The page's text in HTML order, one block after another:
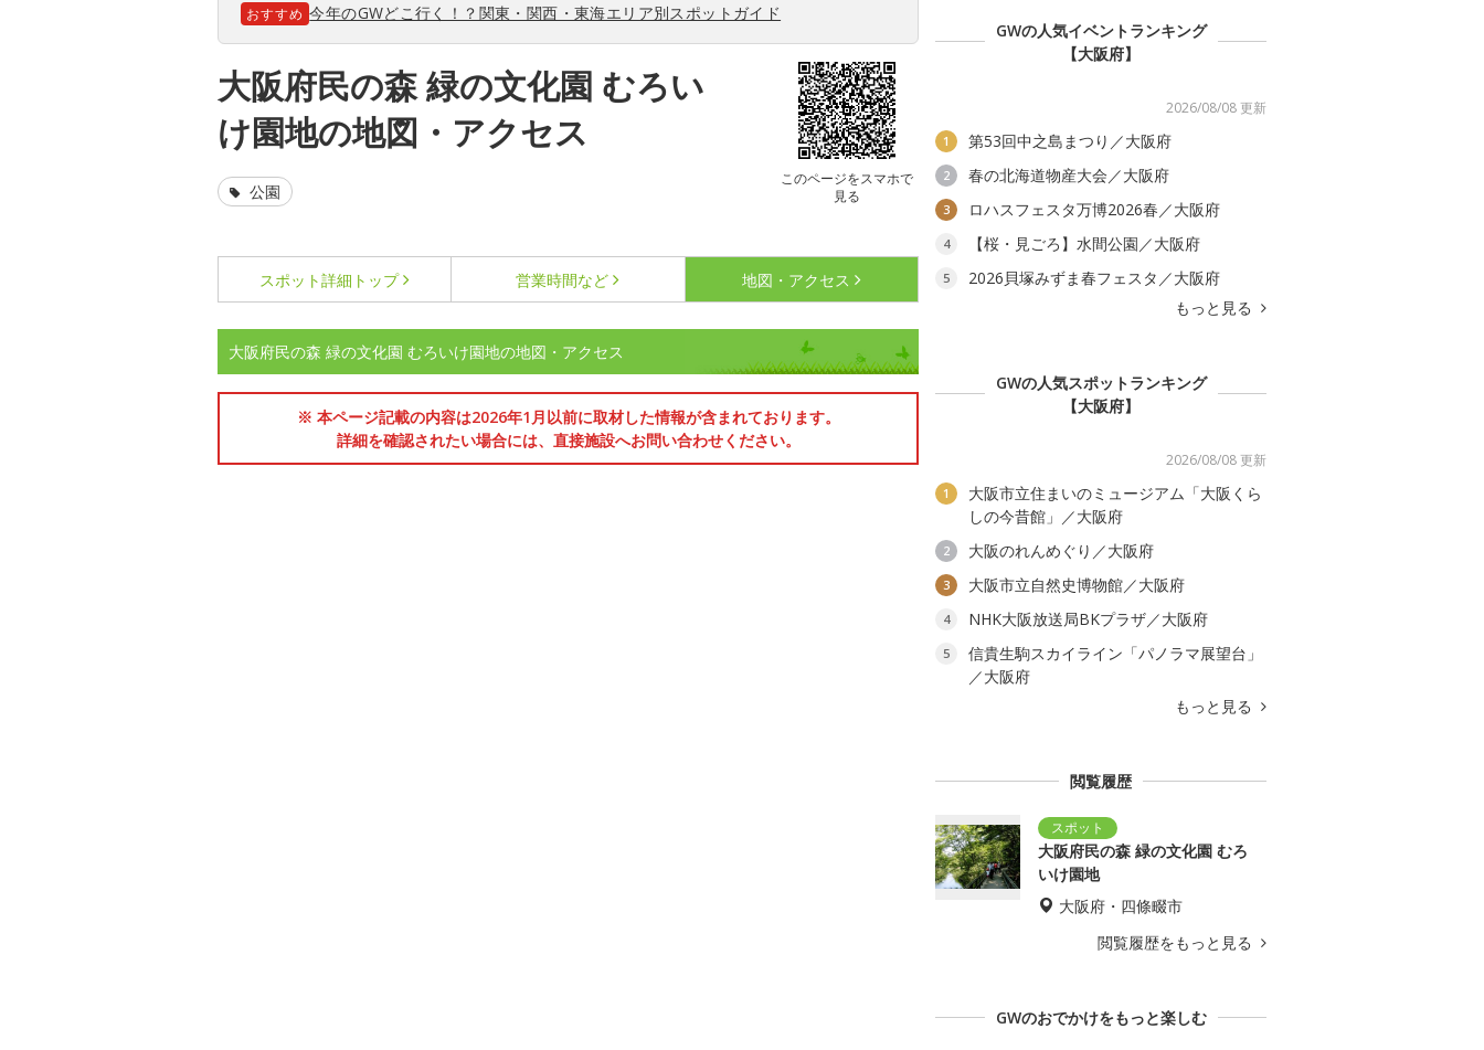
おすすめ 今年のGWどこ行く！？関東・関西・東海エリア別スポットガイド
大阪府民の森 緑の文化園 むろい
け園地の地図・アクセス
このページをスマホで
見る
公園
スポット詳細 トップ 営業時間など 地図・アクセス
大阪府民の森 緑の文化園 むろいけ園地の地図・アクセス
※ 本ページ記載の内容は2026年1月以前に取材した情報が含まれております。
詳細を確認されたい場合には、直接施設へお問い合わせください。
GWの人気イベントランキング
【大阪府】
2026/08/08 更新
1 第53回中之島まつり／大阪府
2 春の北海道物産大会／大阪府
3 ロハスフェスタ万博2026春／大阪府
4 【桜・見ごろ】水間公園／大阪府
5
2026貝塚みずま春フェスタ／大阪府
もっと見る
GWの人気スポットランキング
【大阪府】
2026/08/08 更新
1
大阪市立住まいのミュージアム「大阪くら
しの今昔館」／大阪府
2 大阪のれんめぐり／大阪府
3 大阪市立自然史博物館／大阪府
4 NHK大阪放送局BKプラザ／大阪府
5
信貴生駒スカイライン「パノラマ展望台」
／大阪府
もっと見る
閲覧履歴
大阪府民の森 緑の文化園 むろ
いけ園地
大阪府・四條畷市
閲覧履歴をもっと見る
GWのおでかけをもっと楽しむ